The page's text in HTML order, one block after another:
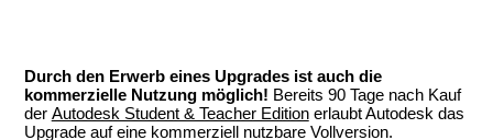
Durch den Erwerb eines Upgrades ist auch die
kommerzielle Nutzung möglich! Bereits 90 Tage nach Kauf
der Autodesk Student & Teacher Editionerlaubt Autodesk das
Upgrade auf eine kommerziell nutzbare Vollversion.